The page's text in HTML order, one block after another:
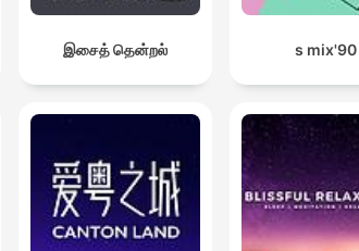
90's mix
இசைத் தென்றல்